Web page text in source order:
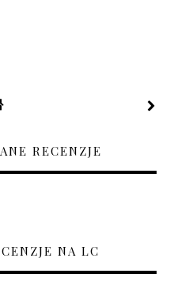
RECENZJE
NA LC